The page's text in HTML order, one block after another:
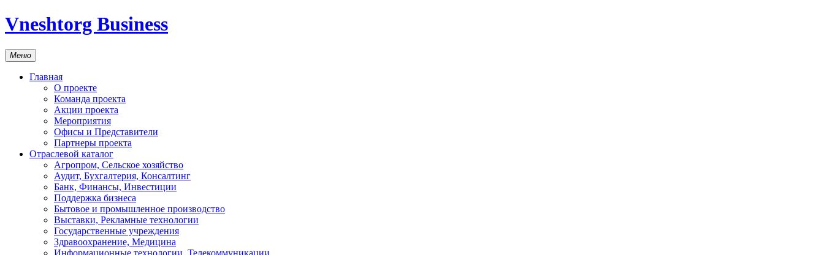
Vneshtorg Business
Меню
Главная
О проекте
Команда проекта
Акции проекта
Мероприятия
Офисы и Представители
Партнеры проекта
Отраслевой каталог
Агропром, Сельское хозяйство
Аудит, Бухгалтерия, Консалтинг
Банк, Финансы, Инвестиции
Поддержка бизнеса
Бытовое и промышленное производство
Выставки, Рекламные технологии
Государственные учреждения
Здравоохранение, Медицина
Информационные технологии, Телекоммуникации